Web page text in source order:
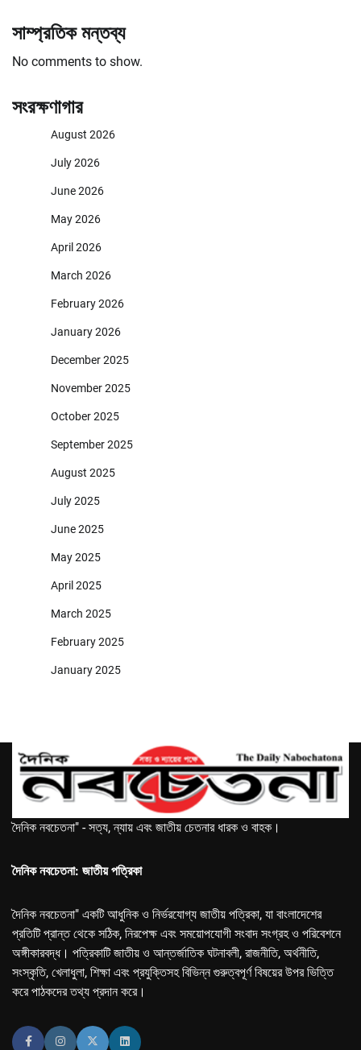
সাম্প্রতিক মন্তব্য
No comments to show.
সংরক্ষণাগার
August 2026
July 2026
June 2026
May 2026
April 2026
March 2026
February 2026
January 2026
December 2025
November 2025
October 2025
September 2025
August 2025
July 2025
June 2025
May 2025
April 2025
March 2025
February 2025
January 2025
দৈনিক নবচেতনা" - সত্য, ন্যায় এবং জাতীয় চেতনার ধারক ও বাহক।
দৈনিক নবচেতনা: জাতীয় পত্রিকা
দৈনিক নবচেতনা" একটি আধুনিক ও নির্ভরযোগ্য জাতীয় পত্রিকা, যা বাংলাদেশের
প্রতিটি প্রান্ত থেকে সঠিক, নিরপেক্ষ এবং সময়োপযোগী সংবাদ সংগ্রহ ও পরিবেশনে
অঙ্গীকারবদ্ধ। পত্রিকাটি জাতীয় ও আন্তর্জাতিক ঘটনাবলী, রাজনীতি, অর্থনীতি,
সংস্কৃতি, খেলাধুলা, শিক্ষা এবং প্রযুক্তিসহ বিভিন্ন গুরুত্বপূর্ণ বিষয়ের উপর ভিত্তি
করে পাঠকদের তথ্য প্রদান করে।